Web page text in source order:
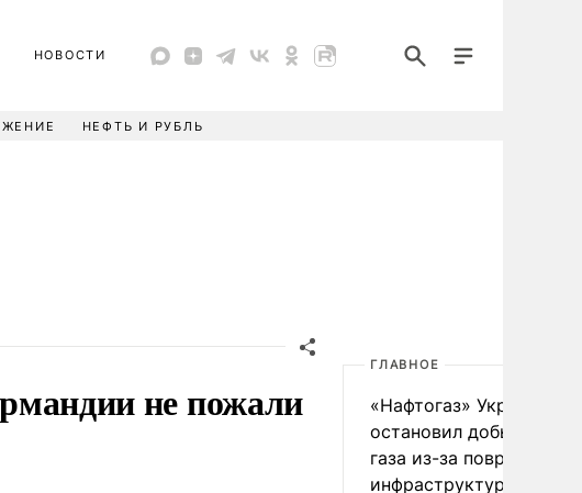
НОВОСТИ
НЕФТЬ И РУБЛЬ
не пожали
ГЛАВНОЕ
«Нафтогаз» Украины
остановил добычу
газа из-за повреждения
инфраструктуры